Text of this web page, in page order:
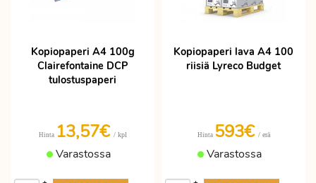
Kopiopaperi A4 100g
Clairefontaine DCP
tulostuspaperi
Hinta 13,57€ / kpl
Varastossa
Kopiopaperi lava A4 100
riisiä Lyreco Budget
Hinta 593€ / erä
Varastossa